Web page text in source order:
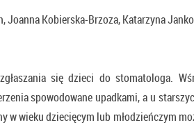
Joanna Kobierska-Brzoza, Katarzyna
się dzieci do stomatologa.
spowodowane upadkami, a u
w wieku dziecięcym lub młodzieńczym